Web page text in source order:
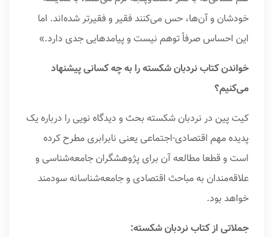
خودشان و آن‌ها، حس می‌کنند فقیر و فقیرتر شده‌اند. اما
این احساس صرفاً توهم نیست و پیامدهایی جدی دارد.»
خواندن کتاب نردبان شکسته را به چه کسانی پیشنهاد
می‌کنیم؟
کیت پین در نردبان شکسته بحث و دیدگاه نویی را درباره یک
پدیده مهم اقتصادی-اجتماعی یعنی نابرابری مطرح کرده
است و قطعا مطالعه آن برای پژوهشگران جامعه‌شناسی و
علاقه‌مندان به مباحث اقتصادی و جامعه‌شناسانه سودمند
خواهد بود.
جملاتی از کتاب نردبان شکسته: